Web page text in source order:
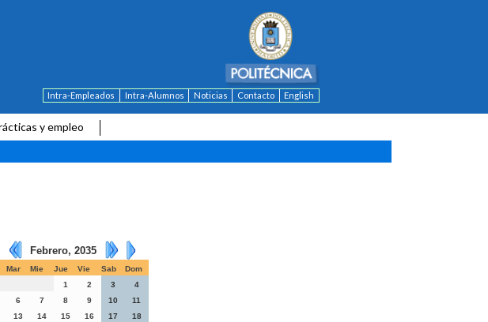
Intra-Empleados Intra-Alumnos Noticias Contacto English
y empleo
Febrero, 2035
Mar Mie Jue Vie Sab
Dom
1
2 3
4
6 7 8 9 10
11
13 14 15 16 17
18